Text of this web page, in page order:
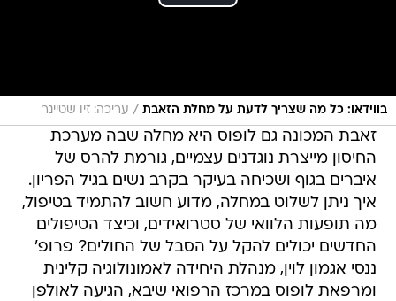
בווידאו: כל מה שצריך לדעת על מחלת הזאבת / עריכה: זיו שטיינר
זאבת המכונה גם לופוס היא מחלה שבה מערכת
החיסון מייצרת נוגדנים עצמיים, גורמת להרס של
איברים בגוף ושכיחה בעיקר בקרב נשים בגיל הפריון.
איך ניתן לשלוט במחלה, מדוע חשוב להתמיד בטיפול,
מה תופעות הלוואי של סטרואידים, וכיצד הטיפולים
החדשים יכולים להקל על הסבל של החולים? פרופ'
ננסי אגמון לוין, מנהלת היחידה לאמונולוגיה קלינית
ומרפאת לופוס במרכז הרפואי שיבא, הגיעה לאולפן